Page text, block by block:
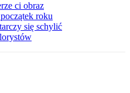
ci obraz
roku
się schylić